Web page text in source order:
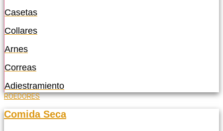
Casetas
Collares
Arnes
Correas
Adiestramiento
ROEDORES
Comida Seca